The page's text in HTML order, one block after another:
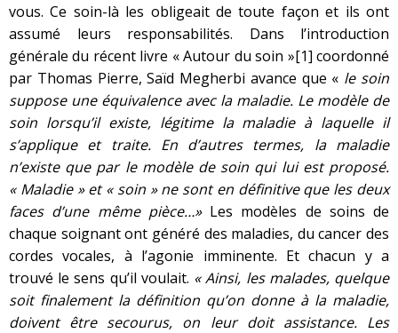
vous. Ce soin-là les obligeait de toute façon et ils ont
assumé leurs responsabilités. Dans l’introduction
générale du récent livre « Autour du soin »[1] coordonné
par Thomas Pierre, Saïd Megherbi avance que « le soin
suppose une équivalence avec la maladie. Le modèle de
soin lorsqu’il existe, légitime la maladie à laquelle il
s’applique et traite. En d’autres termes, la maladie
n’existe que par le modèle de soin qui lui est proposé.
« Maladie » et « soin » ne sont en définitive que les deux
faces d’une même pièce…» Les modèles de soins de
chaque soignant ont généré des maladies, du cancer des
cordes vocales, à l’agonie imminente. Et chacun y a
trouvé le sens qu’il voulait. « Ainsi, les malades, quelque
soit finalement la définition qu’on donne à la maladie,
doivent être secourus, on leur doit assistance. Les